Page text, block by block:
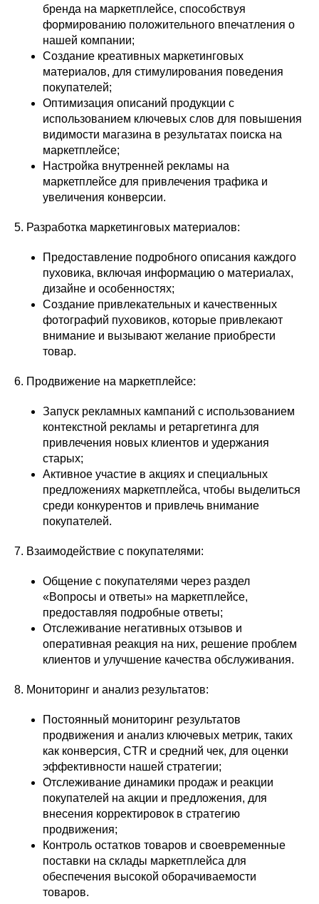
бренда на маркетплейсе, способствуя
формированию положительного впечатления о
нашей компании;
Создание креативных маркетинговых
материалов, для стимулирования поведения
покупателей;
Оптимизация описаний продукции с
использованием ключевых слов для повышения
видимости магазина в результатах поиска на
маркетплейсе;
Настройка внутренней рекламы на
маркетплейсе для привлечения трафика и
увеличения конверсии.
5. Разработка маркетинговых материалов:
Предоставление подробного описания каждого
пуховика, включая информацию о материалах,
дизайне и особенностях;
Создание привлекательных и качественных
фотографий пуховиков, которые привлекают
внимание и вызывают желание приобрести
товар.
6. Продвижение на маркетплейсе:
Запуск рекламных кампаний с использованием
контекстной рекламы и ретаргетинга для
привлечения новых клиентов и удержания
старых;
Активное участие в акциях и специальных
предложениях маркетплейса, чтобы выделиться
среди конкурентов и привлечь внимание
покупателей.
7. Взаимодействие с покупателями:
Общение с покупателями через раздел
«Вопросы и ответы» на маркетплейсе,
предоставляя подробные ответы;
Отслеживание негативных отзывов и
оперативная реакция на них, решение проблем
клиентов и улучшение качества обслуживания.
8. Мониторинг и анализ результатов:
Постоянный мониторинг результатов
продвижения и анализ ключевых метрик, таких
как конверсия, CTR и средний чек, для оценки
эффективности нашей стратегии;
Отслеживание динамики продаж и реакции
покупателей на акции и предложения, для
внесения корректировок в стратегию
продвижения;
Контроль остатков товаров и своевременные
поставки на склады маркетплейса для
обеспечения высокой оборачиваемости
товаров.